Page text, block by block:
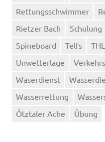
Rettungsschwimmer
Rietzer Bach
Schulung
Spineboard
Telfs THL
Unwetterlage
Waserdienst
Wasserrettung
Ötztaler Ache
Übung